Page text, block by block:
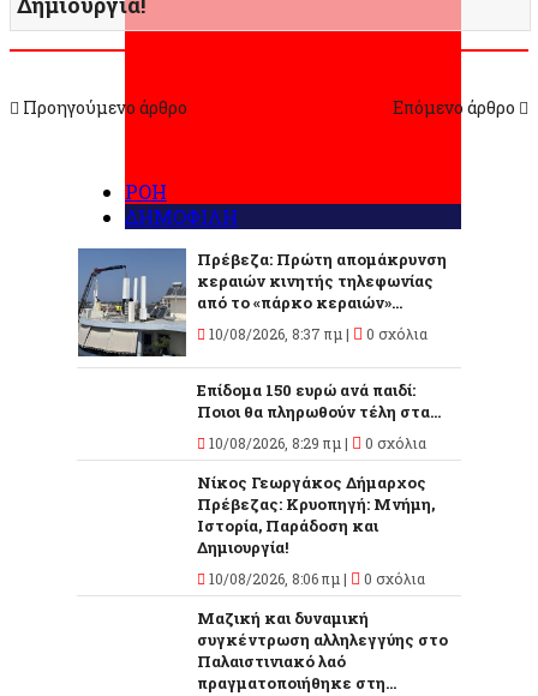
Προηγούμενο άρθρο Επόμενο άρθρο
ΡΟΗ
ΔΗΜΟΦΙΛΗ
Πρέβεζα: Πρώτη απομάκρυνση
κεραιών κινητής τηλεφωνίας
από το «πάρκο κεραιών»...
10/08/2026, 8:37 πμ | 0 σχόλια
Επίδομα 150 ευρώ ανά παιδί:
Ποιοι θα πληρωθούν τέλη στα...
10/08/2026, 8:29 πμ | 0 σχόλια
Νίκος Γεωργάκος Δήμαρχος
Πρέβεζας: Κρυοπηγή: Μνήμη,
Ιστορία, Παράδοση και
Δημιουργία!
10/08/2026, 8:06 πμ | 0 σχόλια
Μαζική και δυναμική
συγκέντρωση αλληλεγγύης στο
Παλαιστινιακό λαό
πραγματοποιήθηκε στη...